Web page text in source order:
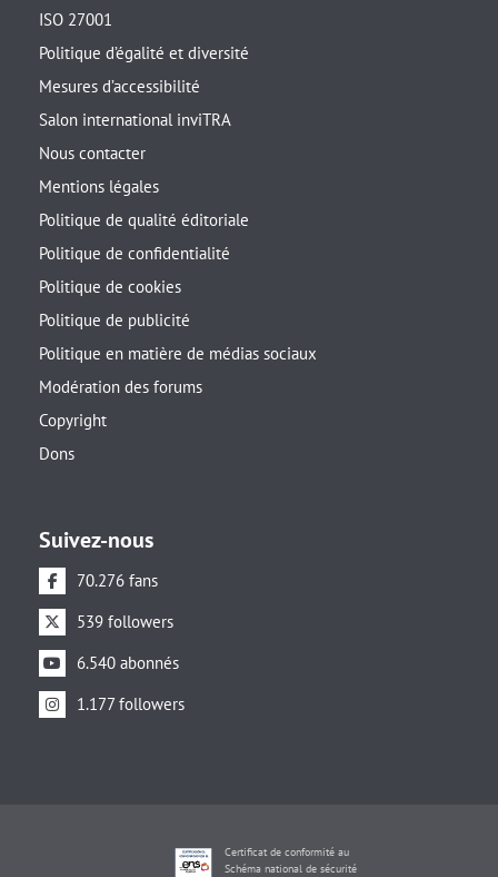
ISO 27001
Politique d’égalité et diversité
Mesures d’accessibilité
Salon international inviTRA
Nous contacter
Mentions légales
Politique de qualité éditoriale
Politique de confidentialité
Politique de cookies
Politique de publicité
Politique en matière de médias sociaux
Modération des forums
Copyright
Dons
Suivez-nous
70.276 fans
539 followers
6.540 abonnés
1.177 followers
Certificat de conformité au
Schéma national de sécurité